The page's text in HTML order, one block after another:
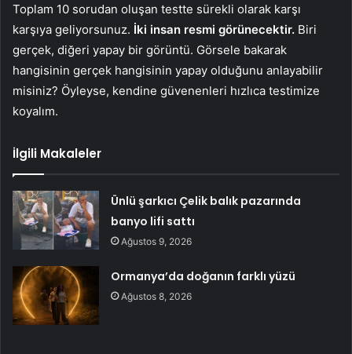
Toplam 10 sorudan oluşan testte sürekli olarak karşı
karşıya geliyorsunuz. İki insan resmi görünecektir. Biri
gerçek, diğeri yapay bir görüntü. Görsele bakarak
hangisinin gerçek hangisinin yapay olduğunu anlayabilir
misiniz? Öyleyse, kendine güvenenleri hızlıca testimize
koyalım.
İlgili Makaleler
Ünlü şarkıcı Çelik balık pazarında
banyo lifi sattı
Ağustos 9, 2026
Ormanya’da doğanın farklı yüzü
Ağustos 8, 2026